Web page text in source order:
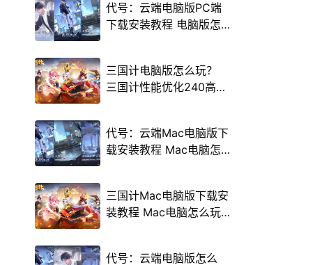
代号：云端电脑版PC端
下载安装教程 电脑版怎
三国计电脑版怎么玩？
三国计性能优化240高帧
代号：云端Mac电脑版下
载安装教程 Mac电脑怎
三国计Mac电脑版下载安
装教程 Mac电脑怎么玩
代号：云端电脑版怎么